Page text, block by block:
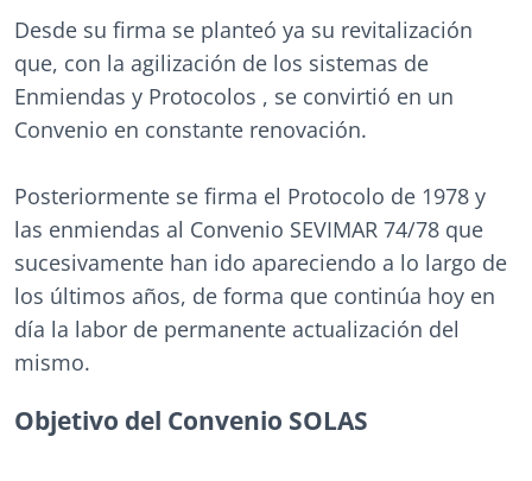
Desde su firma se planteó ya su revitalización
que, con la agilización de los sistemas de
Enmiendas y Protocolos , se convirtió en un
Convenio en constante renovación.
Posteriormente se firma el Protocolo de 1978 y
las enmiendas al Convenio SEVIMAR 74/78 que
sucesivamente han ido apareciendo a lo largo de
los últimos años, de forma que continúa hoy en
día la labor de permanente actualización del
mismo.
Objetivo del Convenio SOLAS